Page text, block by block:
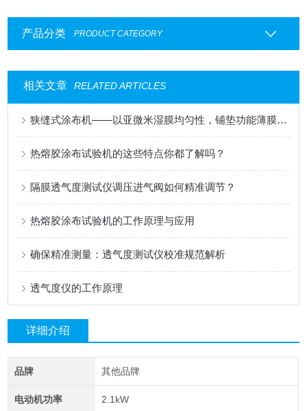
产品分类 PRODUCT CATEGORY
相关文章 RELATED ARTICLES
狭缝式涂布机——以亚微米湿膜均匀性，铺垫功能薄膜的性能基石
热熔胶涂布试验机的这些特点你都了解吗？
隔膜透气度测试仪调压进气阀如何精准调节？
热熔胶涂布试验机的工作原理与应用
确保精准测量：透气度测试仪校准规范解析
透气度仪的工作原理
详细介绍
品牌 其他品牌
电动机功率 2.1kW